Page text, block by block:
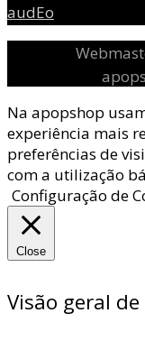
audEo
Na apopshop
experiência mais
preferências de
com a utilização
Configuração de
Close
Visão geral